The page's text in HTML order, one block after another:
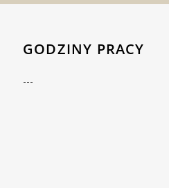
GODZINY PRACY
---